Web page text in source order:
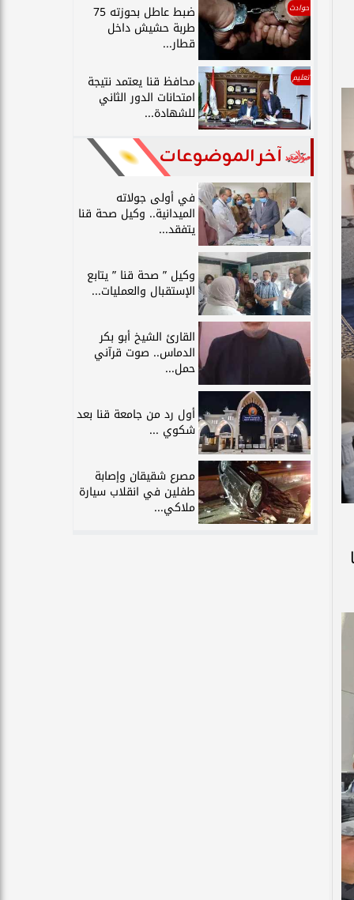
حوادث ضبط عاطل بحوزته 75
طربة حشيش داخل
قطار...
تعليم محافظ قنا يعتمد نتيجة
امتحانات الدور الثاني
للشهادة...
آخر الموضوعات
في أولى جولاته
الميدانية.. وكيل صحة قنا
يتفقد...
وكيل ” صحة قنا ” يتابع
الإستقبال والعمليات...
القارئ الشيخ أبو بكر
الدماس.. صوت قرآني
حمل...
أول رد من جامعة قنا بعد
شكوي ...
مصرع شقيقان وإصابة
طفلين في انقلاب سيارة
ملاكي...